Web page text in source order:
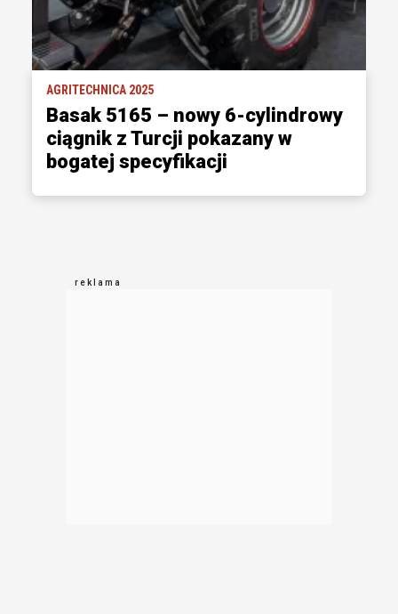
AGRITECHNICA 2025
Basak 5165 – nowy 6-cylindrowy
ciągnik z Turcji pokazany w
bogatej specyfikacji